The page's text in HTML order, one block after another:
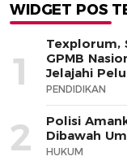
WIDGET POS
1
Texplorum,
GPMB
Jelajahi
PENDIDIKAN
2
Polisi
Dibawah
HUKUM